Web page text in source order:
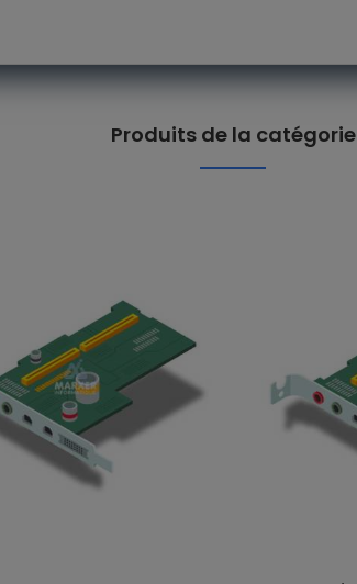
Produits de la catégorie